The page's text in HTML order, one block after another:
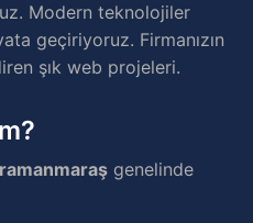
Modern teknolojiler
geçiriyoruz. Firmanızın
şık web projeleri.
genelinde